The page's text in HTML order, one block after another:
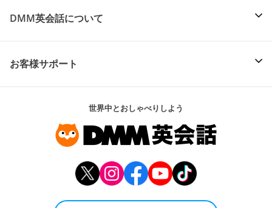
DMM英会話について
お客様サポート
世界中とおしゃべりしよう